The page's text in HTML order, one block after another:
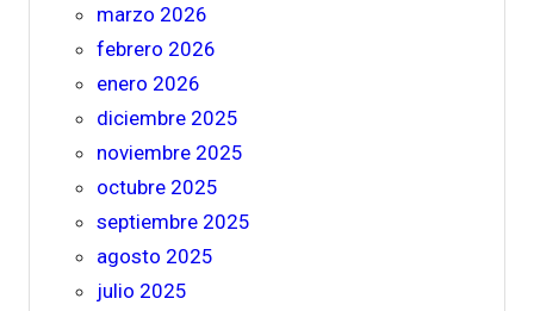
marzo 2026
febrero 2026
enero 2026
diciembre 2025
noviembre 2025
octubre 2025
septiembre 2025
agosto 2025
julio 2025